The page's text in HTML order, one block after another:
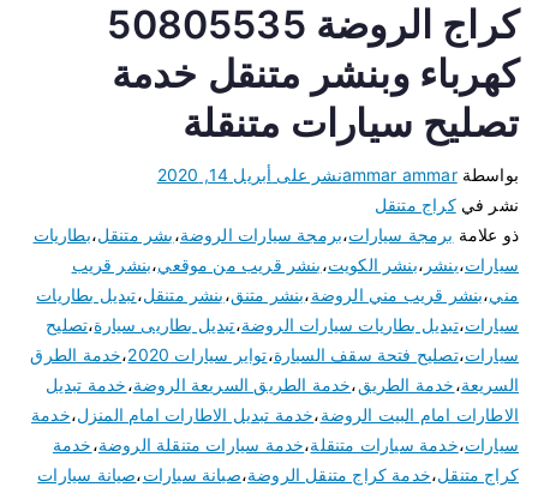
كراج الروضة 50805535
كهرباء وبنشر متنقل خدمة
تصليح سيارات متنقلة
بواسطةammar ammarنشر على أبريل 14, 2020
نشر فيكراج متنقل
ذو علامة برمجة سيارات،برمجة سيارات الروضة،بشر متنقل،بطاريات
سيارات،بنشر ،بنشر الكويت،بنشر قريب من موقعي،بنشر قريب
مني،بنشر قريب مني الروضة،بنشر متنق،بنشر متنقل،تبديل بطاريات
سيارات،تبديل بطاريات سيارات الروضة،تبديل بطاريى سيارة،تصليح
سيارات،تصليح فتحة سقف السيارة،تواير سيارات 2020 ،خدمة الطرق
السريعة،خدمة الطريق،خدمة الطريق السريعة الروضة،خدمة تبديل
الاطارات امام البيت الروضة،خدمة تبديل الاطارات امام المنزل،خدمة
سيارات،خدمة سيارات متنقلة،خدمة سيارات متنقلة الروضة،خدمة
كراج متنقل،خدمة كراج متنقل الروضة،صيانة سيارات،صيانة سيارات